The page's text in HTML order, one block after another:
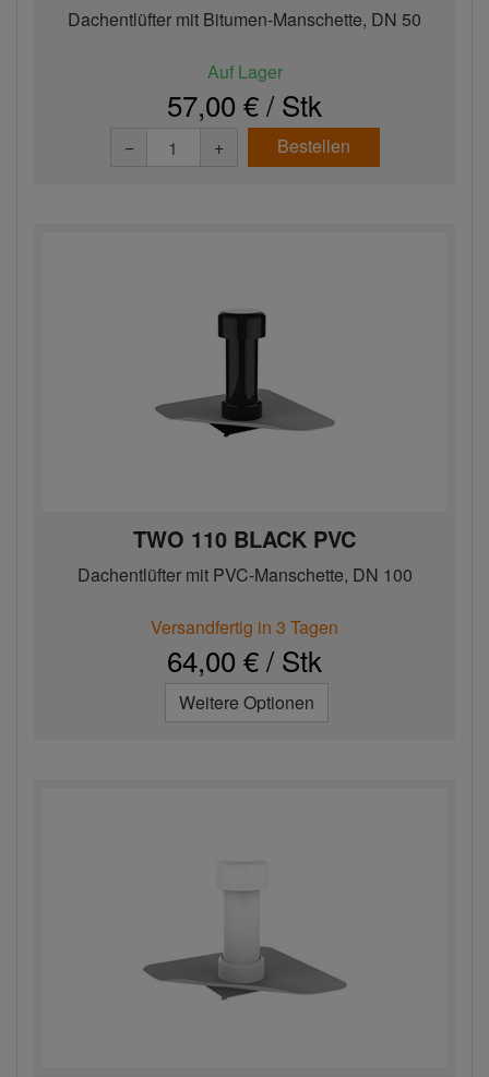
Dachentlüfter mit Bitumen-Manschette, DN 50
Auf Lager
57,00 € / Stk
− + Bestellen
TWO 110 BLACK PVC
Dachentlüfter mit PVC-Manschette, DN 100
Versandfertig in 3 Tagen
64,00 € / Stk
Weitere Optionen